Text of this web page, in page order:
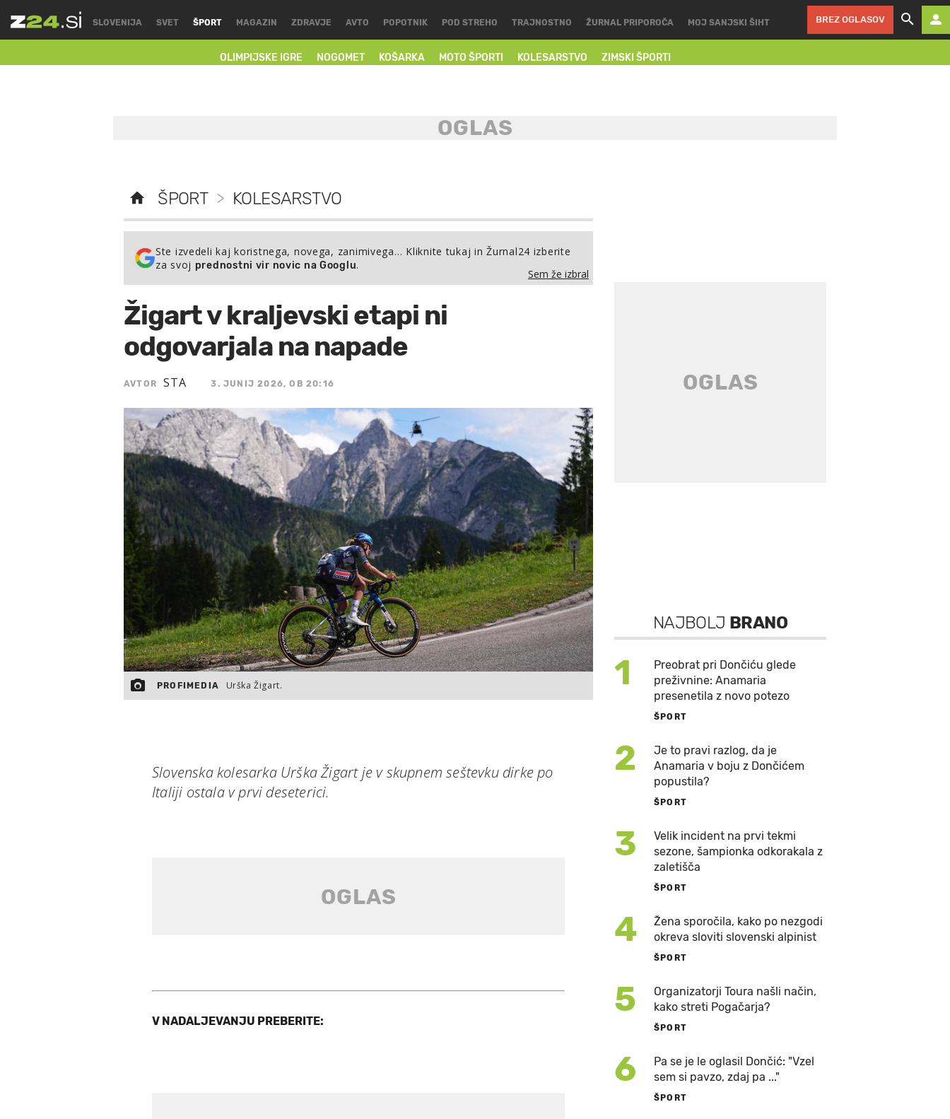
SLOVENIJA SVET ŠPORT
OLIMPIJSKE IGRE NOGOMET KOŠARKA MOTO ŠPORTI KOLESARSTVO ZIMSKI ŠPORTI
MAGAZIN ZDRAVJE AVTO POPOTNIK POD STREHO TRAJNOSTNO ŽURNAL PRIPOROČA MOJ SANJSKI ŠIHT BREZ OGLASOV
ŠPORT > KOLESARSTVO
Ste izvedeli kaj koristnega, novega, zanimivega… Kliknite tukaj in Žurnal24 izberite
za svoj prednostni vir novic na Googlu.
Sem že izbral
Žigart v kraljevski etapi ni
odgovarjala na napade
AVTOR STA 3. JUNIJ 2026, OB 20:16
PROFIMEDIA Urška Žigart.
Slovenska kolesarka Urška Žigart je v skupnem seštevku dirke po
Italiji ostala v prvi deseterici.
V NADALJEVANJU PREBERITE:
NAJBOLJ BRANO
1
Preobrat pri Dončiću glede
preživnine: Anamaria
presenetila z novo potezo
ŠPORT
2
Je to pravi razlog, da je
Anamaria v boju z Dončićem
popustila?
ŠPORT
3
Velik incident na prvi tekmi
sezone, šampionka odkorakala z
zaletišča
ŠPORT
4
Žena sporočila, kako po nezgodi
okreva sloviti slovenski alpinist
ŠPORT
5
Organizatorji Toura našli način,
kako streti Pogačarja?
ŠPORT
6
Pa se je le oglasil Dončić: "Vzel
sem si pavzo, zdaj pa ..."
ŠPORT